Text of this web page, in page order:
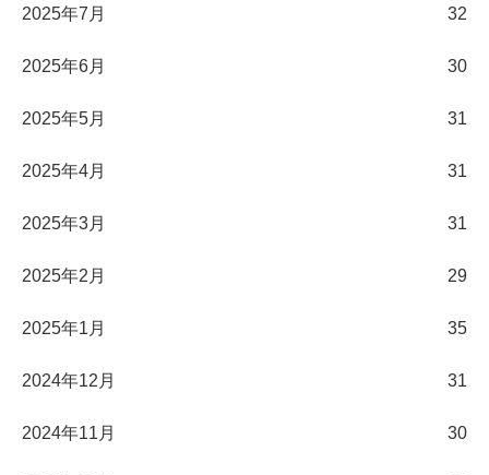
2025年7月 32
2025年6月 30
2025年5月 31
2025年4月 31
2025年3月 31
2025年2月 29
2025年1月 35
2024年12月 31
2024年11月 30